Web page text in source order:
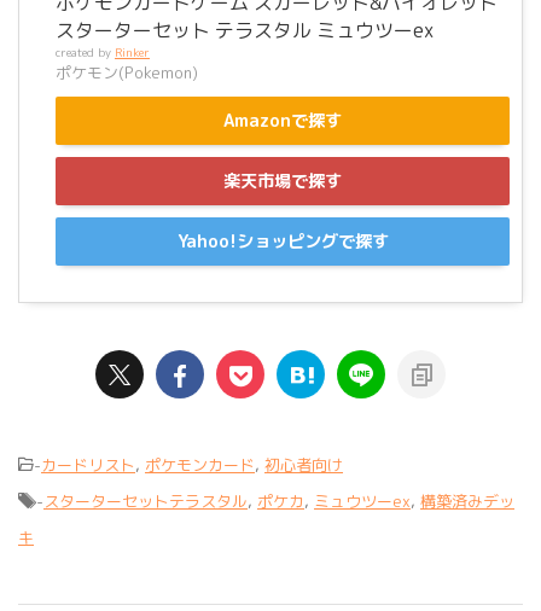
スターターセット テラスタル ミュウツーex
created by Rinker
ポケモン(Pokemon)
Amazonで探す
楽天市場で探す
Yahoo!ショッピングで探す
-カードリスト, ポケモンカード, 初心者向け
-スターターセットテラスタル, ポケカ, ミュウツーex, 構築済みデッ
キ